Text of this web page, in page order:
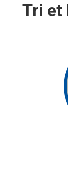
Tri et